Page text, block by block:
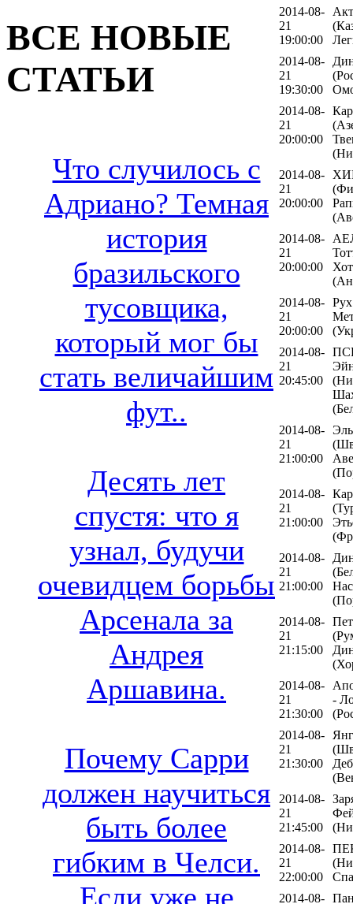
ВСЕ НОВЫЕ
СТАТЬИ
Что случилось с
Адриано? Темная
история
бразильского
тусовщика,
который мог бы
стать величайшим
фут..
Десять лет
спустя: что я
узнал, будучи
очевидцем борьбы
Арсенала за
Андрея
Аршавина.
Почему Сарри
должен научиться
быть более
гибким в Челси.
Если уже не
2014-08-
21
19:00:00
2014-08-
21
19:30:00
2014-08-
21
20:00:00
2014-08-
21
20:00:00
2014-08-
21
20:00:00
2014-08-
21
20:00:00
2014-08-
21
20:45:00
2014-08-
21
21:00:00
Аве
2014-08-
21
21:00:00
2014-08-
21
21:00:00
2014-08-
21
21:15:00
2014-08-
21
21:30:00
-
2014-08-
21
21:30:00
2014-08-
21
21:45:00
2014-08-
21
22:00:00
2014-08-